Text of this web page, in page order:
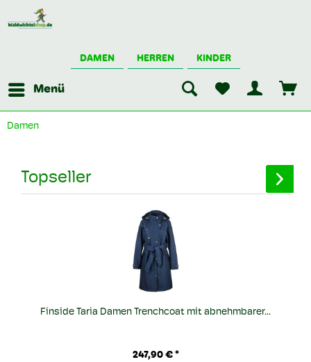
DAMEN HERREN KINDER
Menü
Damen
Topseller
Finside Taria Damen Trenchcoat mit abnehmbarer...
247,90 € *